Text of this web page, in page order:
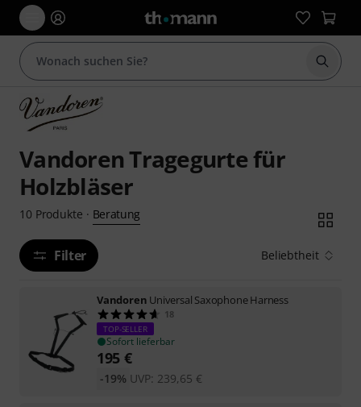
Suche
Vandoren Tragegurte für
Holzbläser
10 Produkte · Beratung
Filter Beliebtheit
Vandoren Universal Saxophone Harness
18
TOP-SELLER
Sofort lieferbar
195 €
UVP: 239,65 €
-19%